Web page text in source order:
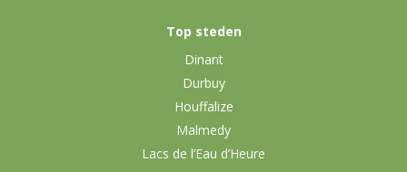
Top steden
Dinant
Durbuy
Houffalize
Malmedy
Lacs de l’Eau d’Heure